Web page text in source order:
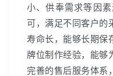
小、供奉需求等因
可，满足不同客户的
寿命长，能够长期保
牌位制作经验，能够
完善的售后服务体系